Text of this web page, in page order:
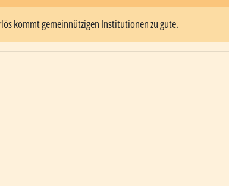
kommt gemeinnützigen Institutionen zu gute.